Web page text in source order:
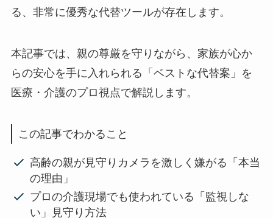
る、非常に優秀な代替ツールが存在します。
本記事では、親の尊厳を守りながら、家族が心か
らの安心を手に入れられる「ベストな代替案」を
医療・介護のプロ視点で解説します。
この記事でわかること
高齢の親が見守りカメラを激しく嫌がる「本当
の理由」
プロの介護現場でも使われている「監視しな
い」見守り方法